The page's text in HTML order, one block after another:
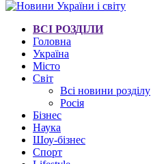
ВСІ РОЗДІЛИ
Головна
Україна
Місто
Світ
Всі новини розділу
Росія
Бізнес
Наука
Шоу-бізнес
Спорт